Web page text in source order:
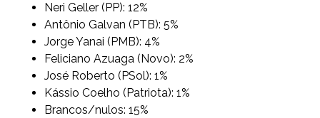
Neri Geller (PP): 12%
Antônio Galvan (PTB): 5%
Jorge Yanai (PMB): 4%
Feliciano Azuaga (Novo): 2%
José Roberto (PSol): 1%
Kássio Coelho (Patriota): 1%
Brancos/nulos: 15%